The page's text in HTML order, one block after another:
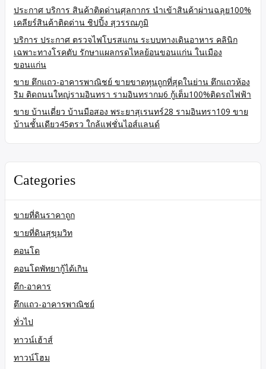
ประกาศ บริการ สินค้าติดด่านศุลกากร นำเข้าสินค้าผ่านฉลุย100%
เคลียร์สินค้าติดด่าน ชิปปิ้ง สุวรรณภูมิ
บริการ ประกาศ ตรวจไฟโบรสแกน ระบบทางเดินอาหาร คลินิก
เฉพาะทางโรคตับ รักษาแผลกรดไหลย้อนขอนแก่น ในเมือง
ขอนแก่น
ขาย ตึกแถว-อาคารพาณิชย์ ขายขาดทุนถูกที่สุดในย่าน ตึกแถวห้อง
ริม ติดถนนใหญ่รามอินทรา รามอินทรากม6 กู้เต็ม100%ติดรถไฟฟ้า
ขาย บ้านเดี่ยว บ้านมือสอง พระยาสุเรนทร์28 รามอินทรา109 ขาย
บ้านชั้นเดียว45ตรว ใกล้แฟชั่นไอส์แลนด์
Categories
ขายที่ดินราคาถูก
ขายที่ดินสุขุมวิท
คอนโด
คอนโดพัทยากู้ได้เกิน
ตึก-อาคาร
ตึกแถว-อาคารพาณิชย์
ทั่วไป
ทาวน์เฮ้าส์
ทาวน์โฮม